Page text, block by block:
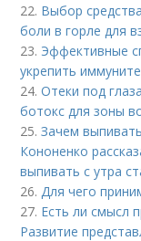
22. Выбор
боли в горле для
23. Эффективные
укрепить
24.Отеки под
ботокс для зоны
25.Зачем
Кононенко
выпивать с утра
26. Для чего
27. Есть ли смысл
Развитие